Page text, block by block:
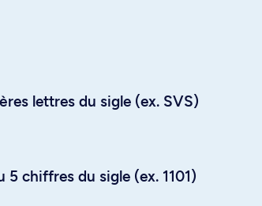
lettres du sigle (ex. SVS)
5 chiffres du sigle (ex. 1101)